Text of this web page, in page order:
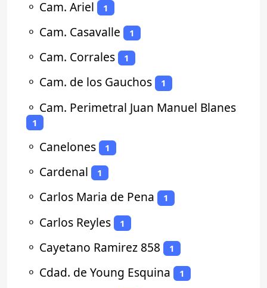
⚬ Cam. Ariel 1
⚬ Cam. Casavalle 1
⚬ Cam. Corrales 1
⚬ Cam. de los Gauchos 1
⚬ Cam. Perimetral Juan Manuel Blanes
1
⚬ Canelones 1
⚬ Cardenal 1
⚬ Carlos Maria de Pena 1
⚬ Carlos Reyles 1
⚬ Cayetano Ramirez 858 1
⚬ Cdad. de Young Esquina 1